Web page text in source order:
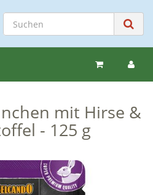
mit Hirse &
- 125 g